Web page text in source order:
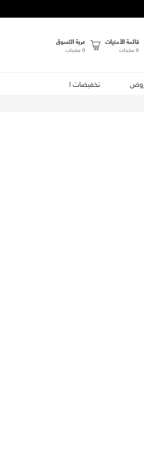
قائمة الأمنيات
0 منتجات
عربة التسوق
0 منتجات
تخفيضات الصيف